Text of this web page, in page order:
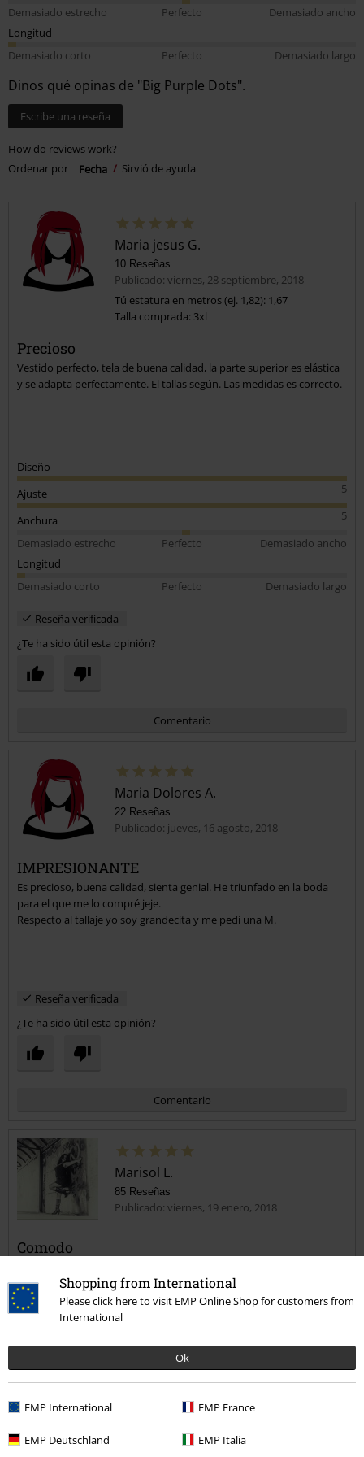
Shopping from International
Please click here to visit EMP Online Shop for customers from
International
Ok
EMP International EMP France
EMP Deutschland EMP Italia
Demasiado estrecho Perfecto
Demasiado ancho
Longitud
Demasiado corto
Perfecto Demasiado largo
Dinos qué opinas de "Big Purple Dots".
Escribe una reseña
How do reviews work?
Ordenar por
Fecha Sirvió de ayuda
Maria jesus G.
10 Reseñas
Publicado: viernes, 28 septiembre, 2018
Tú estatura en metros (ej. 1,82): 1,67
Talla comprada: 3xl
Precioso
Vestido perfecto, tela de buena calidad, la parte superior es elástica
y se adapta perfectamente. El tallas según. Las medidas es correcto.
Diseño
5
Ajuste
5
Anchura
Demasiado estrecho
Perfecto
Demasiado ancho
Longitud
Demasiado corto
Perfecto Demasiado largo
Reseña verificada
¿Te ha sido útil esta opinión?
Comentario
Enviar comentario
Maria Dolores A.
22 Reseñas
Publicado: jueves, 16 agosto, 2018
IMPRESIONANTE
Es precioso, buena calidad, sienta genial. He triunfado en la boda
para el que me lo compré jeje.
Respecto al tallaje yo soy grandecita y me pedí una M.
Reseña verificada
¿Te ha sido útil esta opinión?
Comentario
Marisol L.
85 Reseñas
Publicado: viernes, 19 enero, 2018
Comodo
¿Te ha sido útil esta opinión?